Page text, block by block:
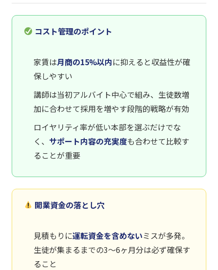
コスト管理のポイント
家賃は月商の15%以内に抑えると収益性が確
保しやすい
講師は当初アルバイト中心で組み、生徒数増
加に合わせて採用を増やす段階的戦略が有効
ロイヤリティ率が低い本部を選ぶだけでな
く、 サポート内容の充実度も合わせて比較す
ることが重要
開業資金の落とし穴
見積もりに運転資金を含めないミスが多発。
生徒が集まるまでの3〜6ヶ月分は必ず確保す
ること